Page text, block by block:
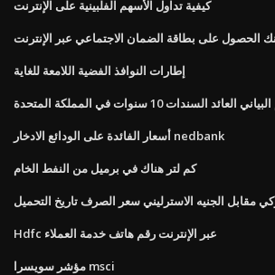
كيفية تداول الأسهم الفلبينية على الإنترنت
الحصول على بطاقة الضمان الاجتماعي عبر الإنترنت
إطارات النوافذ الفضية اللامعة للغاية
العائد السندات 10 سنوات في المملكة المتحدة
أسعار الفائدة على الودائع الادخار nedbank
كم لتر هناك في برميل من النفط الخام
مقابل الجنيه الاسترليني سعر الصرف تاريخ التحميل
Hdfc عبر الإنترنت رقم هاتف خدمة العملاء
مؤشر سويسرا msci